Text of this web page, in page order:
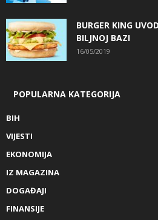
BURGER KING
BILJNOJ BAZI
16/05/2019
POPULARNA KATEGORIJA
BIH
VIJESTI
EKONOMIJA
IZ MAGAZINA
DOGAĐAJI
FINANSIJE